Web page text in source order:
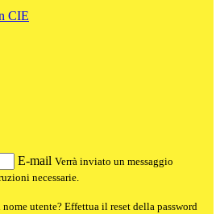
CIE
E-mail Verrà inviato un messaggio
necessarie.
utente? Effettua il reset della password